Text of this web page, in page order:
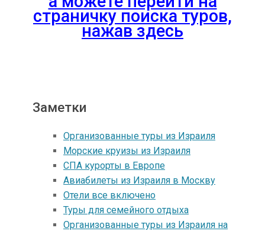
страничку поиска туров,
нажав здесь
Заметки
Организованные туры из Израиля
Морские круизы из Израиля
СПА курорты в Европе
Авиабилеты из Израиля в Москву
Отели все включено
Туры для семейного отдыха
Организованные туры из Израиля на